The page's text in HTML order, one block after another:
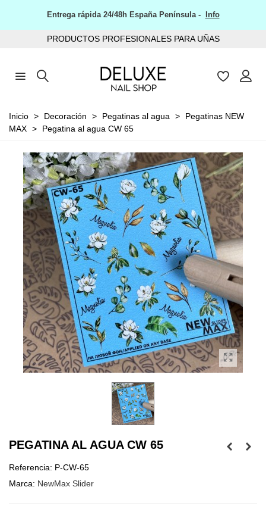
Entrega rápida 24/48h España Península - Info
PRODUCTOS PROFESIONALES PARA UÑAS
Inicio > Decoración > Pegatinas al agua >
Pegatinas NEW
MAX > Pegatina al agua CW 65
PEGATINA AL AGUA CW 65
Referencia: P-CW-65
Marca: NewMax Slider